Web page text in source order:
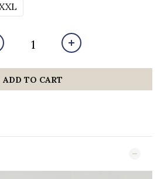
ADD TO CART